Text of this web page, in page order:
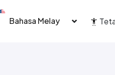
Select your language